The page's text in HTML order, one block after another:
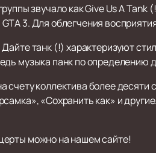
звучало как Give Us A
3. Для облегчения
танк (!) характеризуют
музыка панк по
счету коллектива более
«Сохранить как» и
можно на нашем сайте!